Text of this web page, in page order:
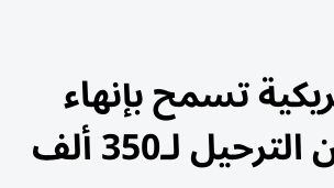
تسمح بإنهاء
الحماية من الترحيل لـ350 ألف